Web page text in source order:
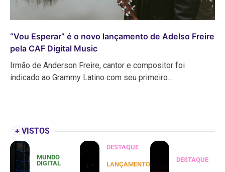
“Vou Esperar” é o novo lançamento de Adelso Freire
pela CAF Digital Music
Irmão de Anderson Freire, cantor e compositor foi
indicado ao Grammy Latino com seu primeiro…
+ VISTOS
MUNDO
DIGITAL
DESTAQUE
LANÇAMENTOS
DESTAQUE